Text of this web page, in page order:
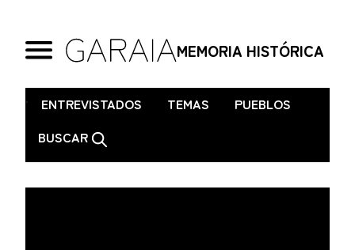
MEMORIA HISTÓRICA
. ENTREVISTADOS TEMAS
PUEBLOS
BUSCAR